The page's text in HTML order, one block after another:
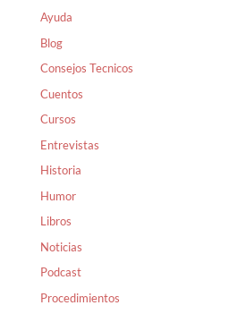
Ayuda
Blog
Consejos Tecnicos
Cuentos
Cursos
Entrevistas
Historia
Humor
Libros
Noticias
Podcast
Procedimientos